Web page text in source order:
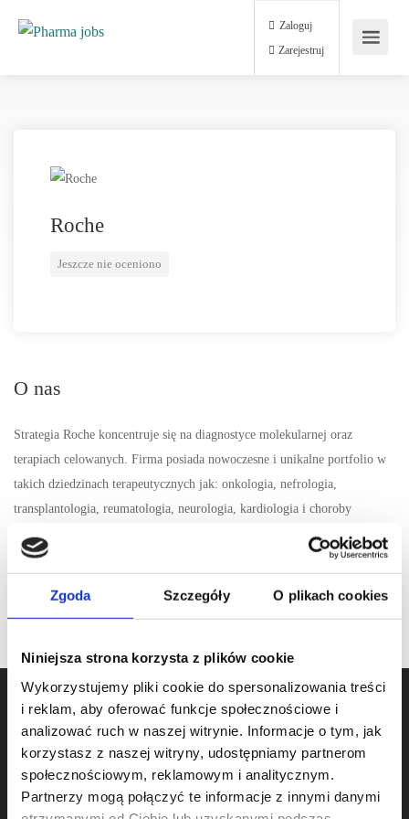
Zgoda Szczegóły O plikach cookies
Niniejsza strona korzysta z plików cookie
Wykorzystujemy pliki cookie do spersonalizowania treści
i reklam, aby oferować funkcje społecznościowe i
analizować ruch w naszej witrynie. Informacje o tym, jak
korzystasz z naszej witryny, udostępniamy partnerom
społecznościowym, reklamowym i analitycznym.
Partnerzy mogą połączyć te informacje z innymi danymi
Zaloguj
Roche
Jeszcze nie oceniono
O nas
Strategia Roche koncentruje się na diagnostyce molekularnej oraz
terapiach celowanych. Firma posiada nowoczesne i unikalne portfolio w
takich dziedzinach terapeutycznych jak: onkologia, nefrologia,
transplantologia, reumatologia, neurologia, kardiologia i choroby
zakaźne. Jest też liderem w diagnostyce medycznej – dostarcza systemy
umożliwiające szybkie i dokładne wykrywanie chorób oraz
22500
Zasięg ofert pracy.